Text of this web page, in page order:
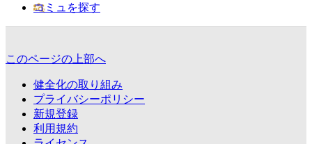
コミュを探す
このページの上部へ
健全化の取り組み
プライバシーポリシー
新規登録
利用規約